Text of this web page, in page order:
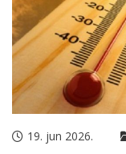
19. jun 2026.